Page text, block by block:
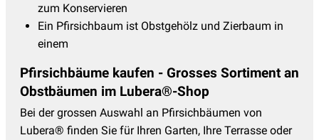
zum Konservieren
Ein Pfirsichbaum ist Obstgehölz und Zierbaum in
einem
Pfirsichbäume kaufen - Grosses Sortiment an
Obstbäumen im Lubera®-Shop
Bei der grossen Auswahl an Pfirsichbäumen von
Lubera® finden Sie für Ihren Garten, Ihre Terrasse oder